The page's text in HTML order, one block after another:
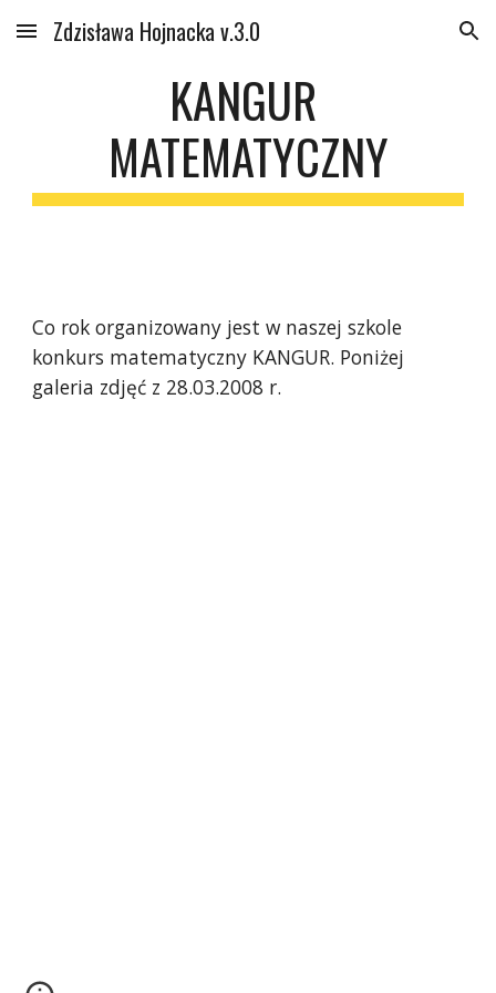
Skip to main content Skip to navigation
Zdzisława Hojnacka v.3.0
KANGUR
MATEMATYCZNY
Co rok organizowany jest w naszej szkole
konkurs matematyczny KANGUR. Poniżej
galeria zdjęć z 28.03.2008 r.